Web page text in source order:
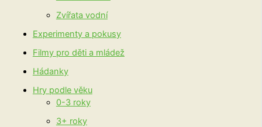
Zvířata vodní
Experimenty a pokusy
Filmy pro děti a mládež
Hádanky
Hry podle věku
0-3 roky
3+ roky